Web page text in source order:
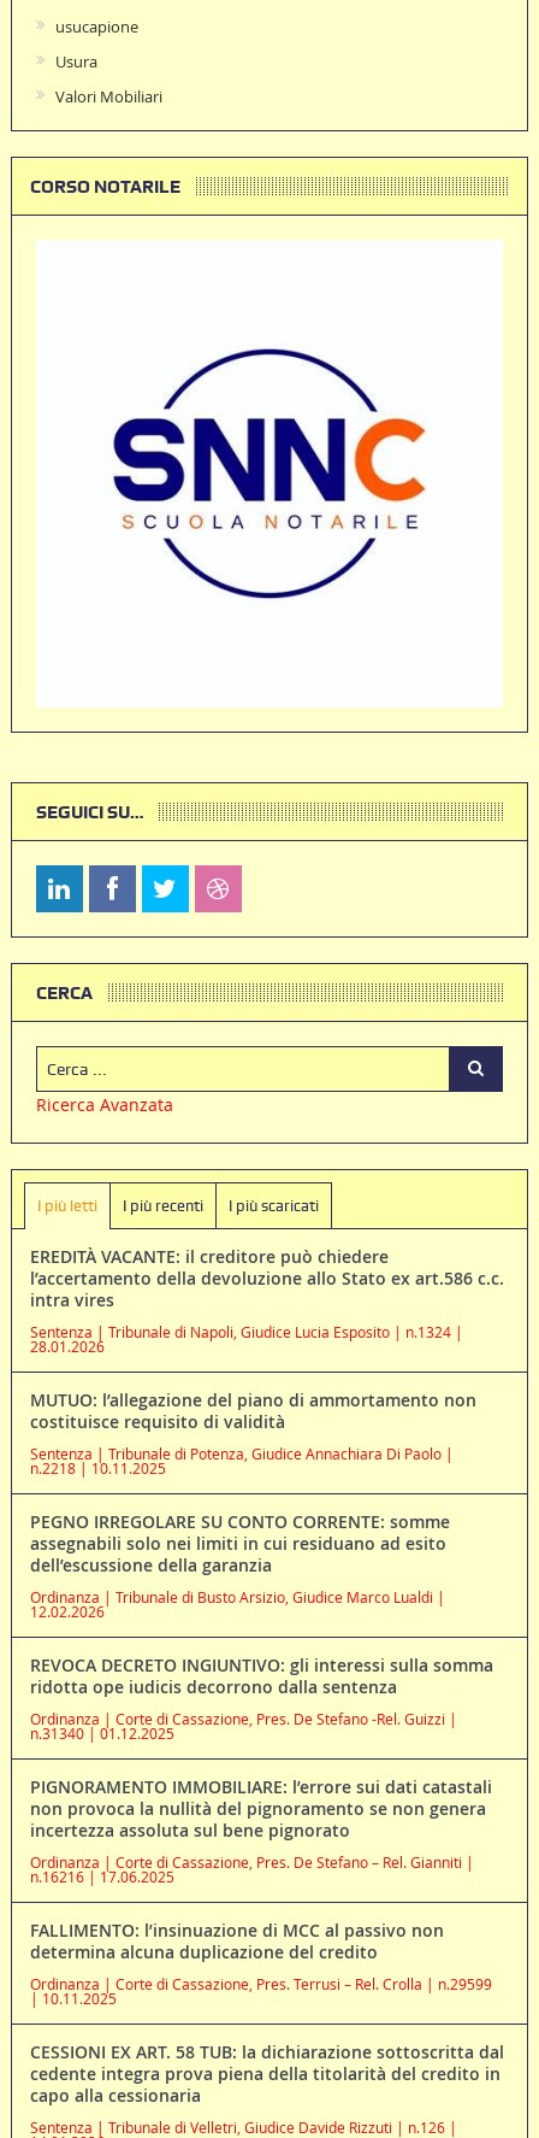
usucapione
Usura
Valori Mobiliari
CORSO NOTARILE
SEGUICI SU…
CERCA
Ricerca Avanzata
I più letti I più recenti I più scaricati
EREDITÀ VACANTE: il creditore può chiedere
l’accertamento della devoluzione allo Stato ex art.586 c.c.
intra vires
Sentenza | Tribunale di Napoli, Giudice Lucia Esposito | n.1324 |
28.01.2026
MUTUO: l’allegazione del piano di ammortamento non
costituisce requisito di validità
Sentenza | Tribunale di Potenza, Giudice Annachiara Di Paolo |
n.2218 | 10.11.2025
PEGNO IRREGOLARE SU CONTO CORRENTE: somme
assegnabili solo nei limiti in cui residuano ad esito
dell’escussione della garanzia
Ordinanza | Tribunale di Busto Arsizio, Giudice Marco Lualdi |
12.02.2026
REVOCA DECRETO INGIUNTIVO: gli interessi sulla somma
ridotta ope iudicis decorrono dalla sentenza
Ordinanza | Corte di Cassazione, Pres. De Stefano -Rel. Guizzi |
n.31340 | 01.12.2025
PIGNORAMENTO IMMOBILIARE: l’errore sui dati catastali
non provoca la nullità del pignoramento se non genera
incertezza assoluta sul bene pignorato
Ordinanza | Corte di Cassazione, Pres. De Stefano – Rel. Gianniti |
n.16216 | 17.06.2025
FALLIMENTO: l’insinuazione di MCC al passivo non
determina alcuna duplicazione del credito
Ordinanza | Corte di Cassazione, Pres. Terrusi – Rel. Crolla | n.29599
| 10.11.2025
CESSIONI EX ART. 58 TUB: la dichiarazione sottoscritta dal
cedente integra prova piena della titolarità del credito in
capo alla cessionaria
Sentenza | Tribunale di Velletri, Giudice Davide Rizzuti | n.126 |